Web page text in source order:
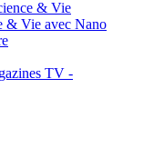
& Vie
& Vie avec Nano
TV -